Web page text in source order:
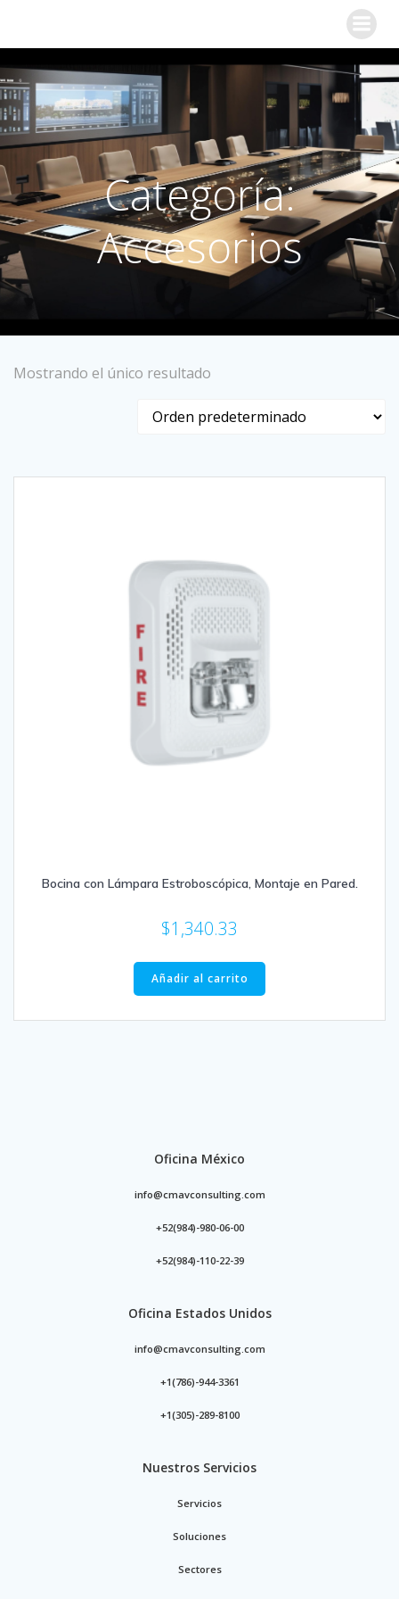
Categoría:
Accesorios
Mostrando el único resultado
Bocina con Lámpara Estroboscópica, Montaje en Pared.
$1,340.33
Añadir al carrito
Oficina México
info@cmavconsulting.com
+52(984)-980-06-00
+52(984)-110-22-39
Oficina Estados Unidos
info@cmavconsulting.com
+1(786)-944-3361
+1(305)-289-8100
Nuestros Servicios
Servicios
Soluciones
Sectores